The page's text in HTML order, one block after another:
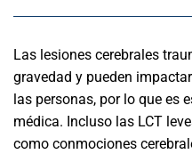
Las lesiones cerebrales
gravedad y pueden
las personas, por lo que es
médica. Incluso las LCT
como conmociones